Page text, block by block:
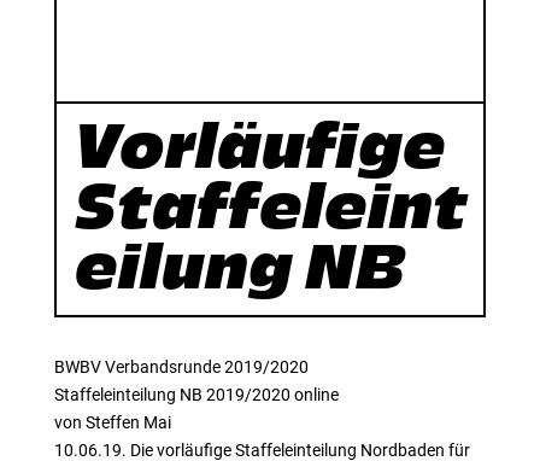
Vorläufige
Staffeleint
eilung NB
BWBV Verbandsrunde 2019/2020
Staffeleinteilung NB 2019/2020 online
von Steffen Mai
10.06.19. Die vorläufige Staffeleinteilung Nordbaden für